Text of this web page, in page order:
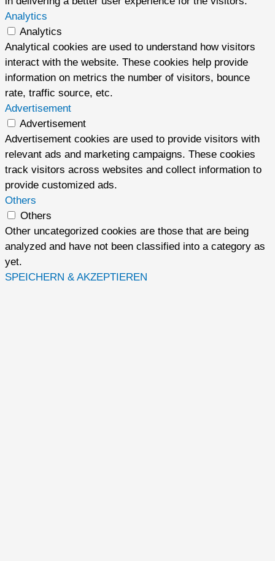
Analytics
Analytics
Analytical cookies are used to understand how visitors
interact with the website. These cookies help provide
information on metrics the number of visitors, bounce
rate, traffic source, etc.
Advertisement
Advertisement
Advertisement cookies are used to provide visitors with
relevant ads and marketing campaigns. These cookies
track visitors across websites and collect information to
provide customized ads.
Others
Others
Other uncategorized cookies are those that are being
analyzed and have not been classified into a category as
yet.
SPEICHERN & AKZEPTIEREN